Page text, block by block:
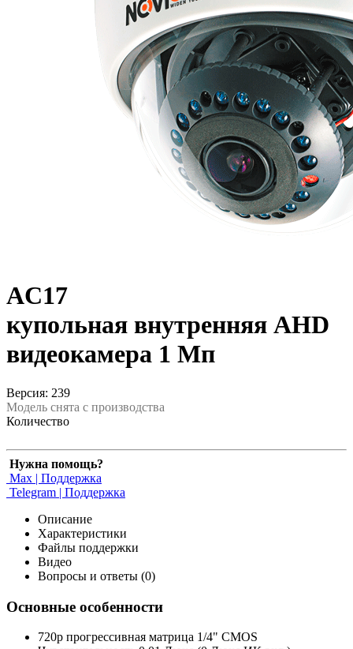
AC17
купольная внутренняя AHD
видеокамера 1 Мп
Версия: 239
Модель снята с производства
Количество
Нужна помощь?
Max | Поддержка
Telegram | Поддержка
Описание
Характеристики
Файлы поддержки
Видео
Вопросы и ответы (0)
Основные особенности
720p прогрессивная матрица 1/4" CMOS